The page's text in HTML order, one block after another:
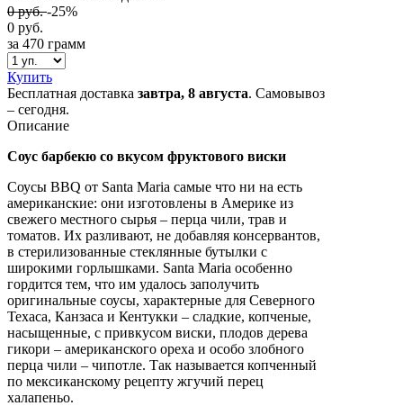
0руб.-25%
0 руб.
за 470 грамм
Купить
Бесплатная доставка завтра, 8 августа. Самовывоз
– сегодня.
Описание
Соус барбекю со вкусом фруктового виски
Соусы BBQ от Santa Maria самые что ни на есть
американские: они изготовлены в Америке из
свежего местного сырья – перца чили, трав и
томатов. Их разливают, не добавляя консервантов,
в стерилизованные стеклянные бутылки с
широкими горлышками. Santa Maria особенно
гордится тем, что им удалось заполучить
оригинальные соусы, характерные для Северного
Техаса, Канзаса и Кентукки – сладкие, копченые,
насыщенные, с привкусом виски, плодов дерева
гикори – американского ореха и особо злобного
перца чили – чипотле. Так называется копченный
по мексиканскому рецепту жгучий перец
халапеньо.